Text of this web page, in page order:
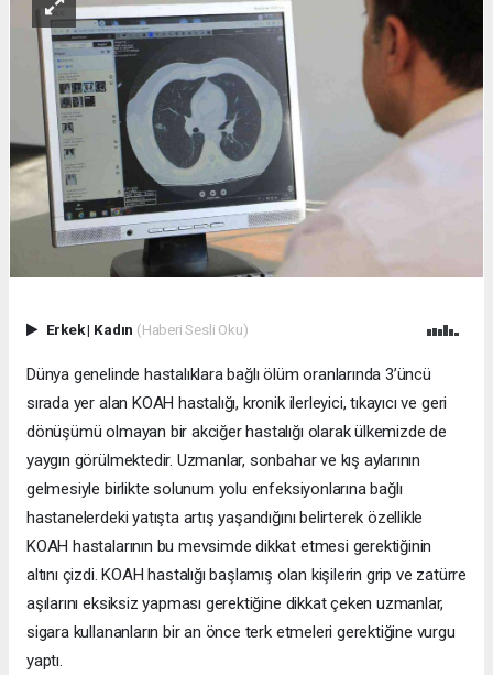
Erkek| Kadın (Haberi Sesli Oku)
Dünya genelinde hastalıklara bağlı ölüm oranlarında 3’üncü
sırada yer alan KOAH hastalığı, kronik ilerleyici, tıkayıcı ve geri
dönüşümü olmayan bir akciğer hastalığı olarak ülkemizde de
yaygın görülmektedir. Uzmanlar, sonbahar ve kış aylarının
gelmesiyle birlikte solunum yolu enfeksiyonlarına bağlı
hastanelerdeki yatışta artış yaşandığını belirterek özellikle
KOAH hastalarının bu mevsimde dikkat etmesi gerektiğinin
altını çizdi. KOAH hastalığı başlamış olan kişilerin grip ve zatürre
aşılarını eksiksiz yapması gerektiğine dikkat çeken uzmanlar,
sigara kullananların bir an önce terk etmeleri gerektiğine vurgu
yaptı.